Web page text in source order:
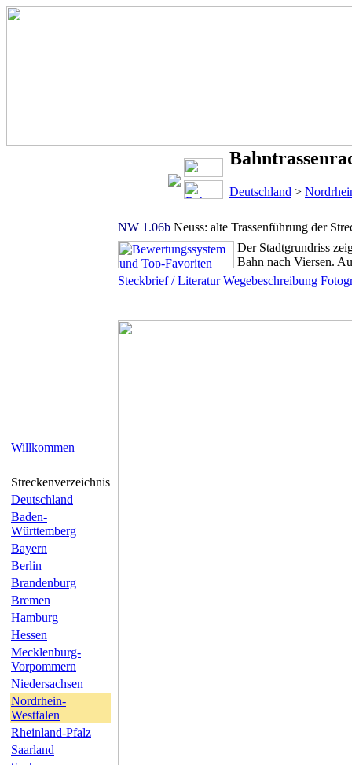
Deutschland >
Willkommen
Streckenverzeichnis
Deutschland
Baden-
Württemberg
Bayern
Berlin
Brandenburg
Bremen
Hamburg
Hessen
Mecklenburg-
Vorpommern
Niedersachsen
Nordrhein-
Westfalen
Rheinland-Pfalz
Saarland
NW 1.06b Neuss: alte Trassenführung der
Der Stadtgrundriss
Bahn nach Viersen.
Steckbrief / Literatur Wegebeschreibung